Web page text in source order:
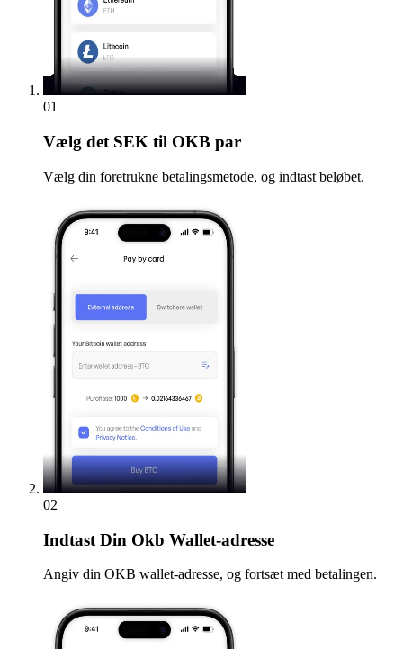
01
Vælg det SEK til OKB par
Vælg din foretrukne betalingsmetode, og indtast beløbet.
02
Indtast Din Okb Wallet-adresse
Angiv din OKB wallet-adresse, og fortsæt med betalingen.